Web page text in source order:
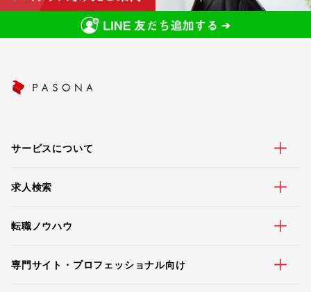
サービスについて
求人検索
転職ノウハウ
専門サイト・プロフェッショナル向け